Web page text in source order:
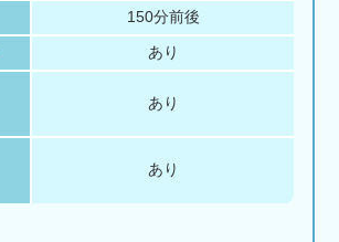
150分前後
あり
あり
あり